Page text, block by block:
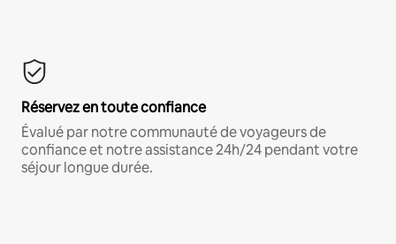
Réservez en toute confiance
Évalué par notre communauté de voyageurs de
confiance et notre assistance 24h/24 pendant votre
séjour longue durée.